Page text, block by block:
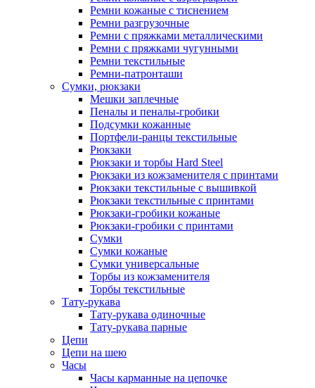
Ремни кожаные с тиснением
Ремни разгрузочные
Ремни с пряжками металлическими
Ремни с пряжками чугунными
Ремни текстильные
Ремни-патронташи
Сумки, рюкзаки
Мешки заплечные
Пеналы и пеналы-гробики
Подсумки кожанные
Портфели-ранцы текстильные
Рюкзаки
Рюкзаки и торбы Hard Steel
Рюкзаки из кожзаменителя с принтами
Рюкзаки текстильные с вышивкой
Рюкзаки текстильные с принтами
Рюкзаки-гробики кожаные
Рюкзаки-гробики с принтами
Сумки
Сумки кожаные
Сумки универсальные
Торбы из кожзаменителя
Торбы текстильные
Тату-рукава
Тату-рукава одиночные
Тату-рукава парные
Цепи
Цепи на шею
Часы
Часы карманные на цепочке